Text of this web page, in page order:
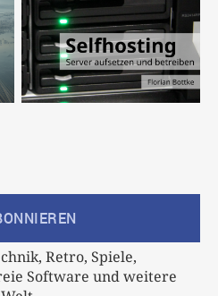
Retro, Spiele,
Software und weitere